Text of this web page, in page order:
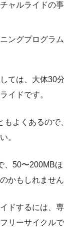
ャルライドの
ングプログラ
ては、大体30
イドです。
もよくあるので
。
、50〜200MB
かもしれません
ドするには、
リーサイクル